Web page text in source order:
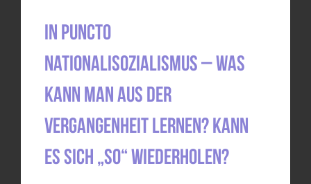
In puncto
Nationalisozialismus – was
kann man aus der
Vergangenheit lernen? Kann
es sich „so“ wiederholen?